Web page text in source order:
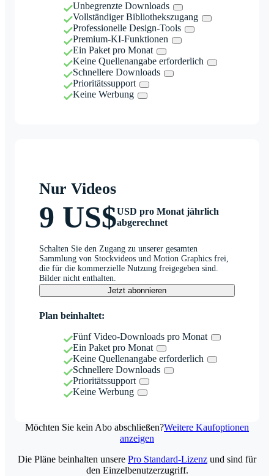
Unbegrenzte Downloads
Vollständiger Bibliothekszugang
Professionelle Design-Tools
Premium-KI-Funktionen
Ein Paket pro Monat
Keine Quellenangabe erforderlich
Schnellere Downloads
Prioritätssupport
Keine Werbung
Nur Videos
9 US$USD pro Monat jährlich
abgerechnet
Schalten Sie den Zugang zu unserer gesamten
Sammlung von Stockvideos und Motion Graphics frei,
die für die kommerzielle Nutzung freigegeben sind.
Bilder nicht enthalten.
Jetzt abonnieren
Plan beinhaltet:
Fünf Video-Downloads pro Monat
Ein Paket pro Monat
Keine Quellenangabe erforderlich
Schnellere Downloads
Prioritätssupport
Keine Werbung
Möchten Sie kein Abo abschließen?Weitere Kaufoptionen
anzeigen
Die Pläne beinhalten unsere Pro Standard-Lizenz und sind für
den Einzelbenutzerzugriff.